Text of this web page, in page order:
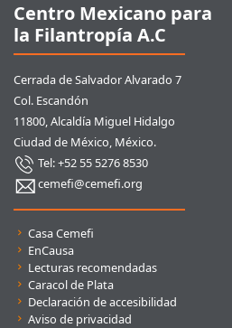
Centro Mexicano para
la Filantropía A.C
Cerrada de Salvador Alvarado 7
Col. Escandón
11800, Alcaldía Miguel Hidalgo
Ciudad de México, México.
Tel: +52 55 5276 8530
cemefi@cemefi.org
Enlaces rápidos
Casa Cemefi
EnCausa
Lecturas recomendadas
Caracol de Plata
Declaración de accesibilidad
Aviso de privacidad